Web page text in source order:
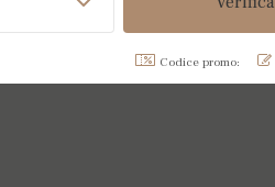
Codice promo: